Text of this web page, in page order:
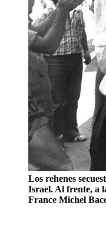
Los rehenes
Israel. Al frente, a
France Michel